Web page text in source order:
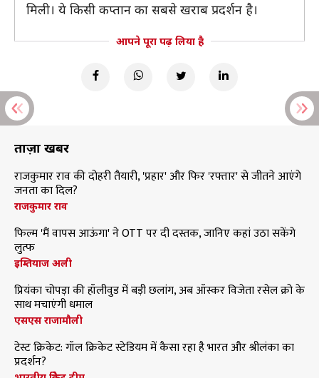
मिली। ये किसी कप्तान का सबसे खराब प्रदर्शन है।
आपने पूरा पढ़ लिया है
ताज़ा खबरें
राजकुमार राव की दोहरी तैयारी, 'प्रहार' और फिर 'रफ्तार' से जीतने आएंगे
जनता का दिल?
राजकुमार राव
फिल्म 'मैं वापस आऊंगा' ने OTT पर दी दस्तक, जानिए कहां उठा सकेंगे
लुत्फ
इम्तियाज अली
प्रियंका चोपड़ा की हॉलीवुड में बड़ी छलांग, अब ऑस्कर विजेता रसेल क्रो के
साथ मचाएंगी धमाल
एसएस राजामौली
टेस्ट क्रिकेट: गॉल क्रिकेट स्टेडियम में कैसा रहा है भारत और श्रीलंका का
प्रदर्शन?